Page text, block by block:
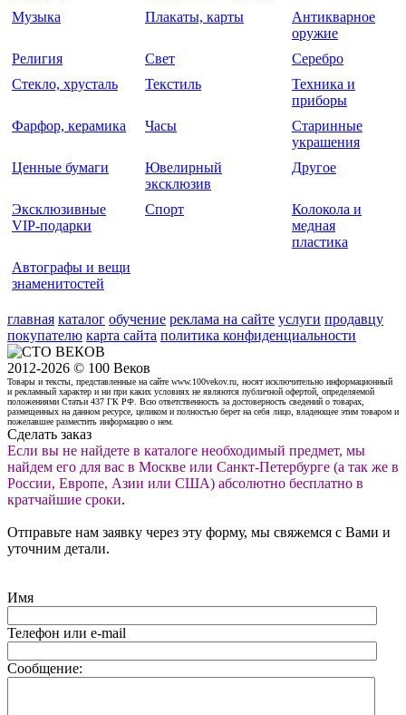
Музыка Плакаты, карты
Антикварное
оружие
Религия
Свет
Серебро
Стекло, хрусталь
Текстиль
Техника и
приборы
Фарфор, керамика
Часы
Старинные
украшения
Ценные бумаги
Ювелирный
эксклюзив
Другое
Эксклюзивные
VIP-подарки
Спорт
Колокола и
медная
пластика
Автографы и вещи
знаменитостей
главная каталог обучение реклама на сайте услуги продавцу
покупателю карта сайта политика конфиденциальности
2012-2026 © 100 Веков
Товары и тексты, представленные на сайте www.100vekov.ru, носят исключительно информационный
и рекламный характер и ни при каких условиях не являются публичной офертой, определяемой
положениями Статьи 437 ГК РФ. Всю ответственность за достоверность сведений о товарах,
размещенных на данном ресурсе, целиком и полностью берет на себя лицо, владеющее этим товаром и
пожелавшее разместить информацию о нем.
Сделать заказ
Если вы не найдете в каталоге необходимый предмет, мы
найдем его для вас в Москве или Санкт-Петербурге (а так же в
России, Европе, Азии или США) абсолютно бесплатно в
кратчайшие сроки.
Отправьте нам заявку через эту форму, мы свяжемся с Вами и
уточним детали.
Имя
Телефон или e-mail
Сообщение: